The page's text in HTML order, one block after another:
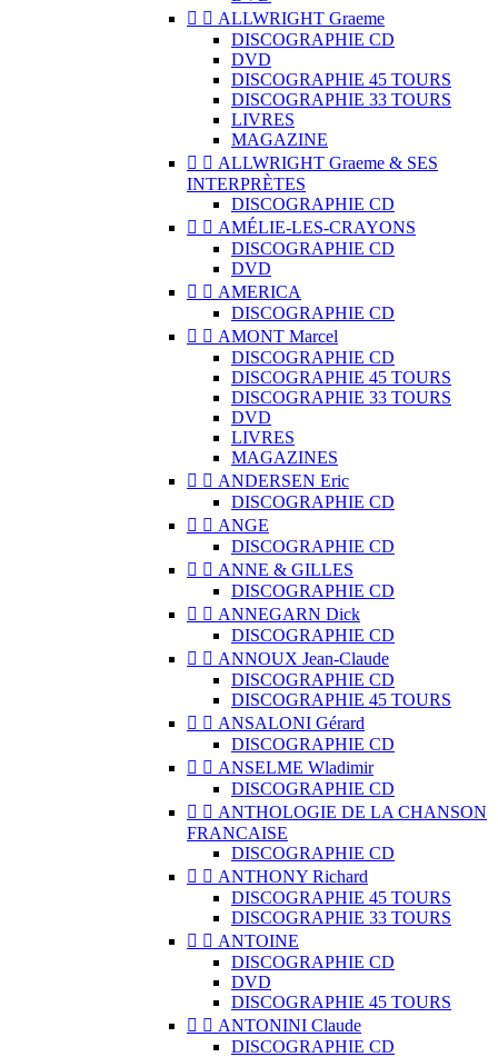
  ALLWRIGHT Graeme
DISCOGRAPHIE CD
DVD
DISCOGRAPHIE 45 TOURS
DISCOGRAPHIE 33 TOURS
LIVRES
MAGAZINE
  ALLWRIGHT Graeme & SES
INTERPRÈTES
DISCOGRAPHIE CD
  AMÉLIE-LES-CRAYONS
DISCOGRAPHIE CD
DVD
  AMERICA
DISCOGRAPHIE CD
  AMONT Marcel
DISCOGRAPHIE CD
DISCOGRAPHIE 45 TOURS
DISCOGRAPHIE 33 TOURS
DVD
LIVRES
MAGAZINES
  ANDERSEN Eric
DISCOGRAPHIE CD
  ANGE
DISCOGRAPHIE CD
  ANNE & GILLES
DISCOGRAPHIE CD
  ANNEGARN Dick
DISCOGRAPHIE CD
  ANNOUX Jean-Claude
DISCOGRAPHIE CD
DISCOGRAPHIE 45 TOURS
  ANSALONI Gérard
DISCOGRAPHIE CD
  ANSELME Wladimir
DISCOGRAPHIE CD
  ANTHOLOGIE DE LA CHANSON
FRANCAISE
DISCOGRAPHIE CD
  ANTHONY Richard
DISCOGRAPHIE 45 TOURS
DISCOGRAPHIE 33 TOURS
  ANTOINE
DISCOGRAPHIE CD
DVD
DISCOGRAPHIE 45 TOURS
  ANTONINI Claude
DISCOGRAPHIE CD